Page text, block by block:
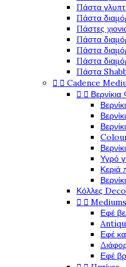
Πάστα
Πάστα
Πάστες
Πάστα
Πάστα
Πάστα
Πάστα
  Cadence
  Βερνίκια
Υγρό
Κεριά
Κόλλες
  Mediums
Εφέ
Εφέ
Εφέ